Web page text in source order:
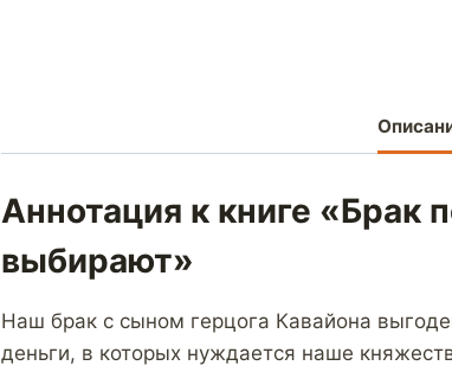
Аннотация к книге «Брак
выбирают»
Наш брак с сыном герцога Кавайона
деньги, в которых нуждается наше